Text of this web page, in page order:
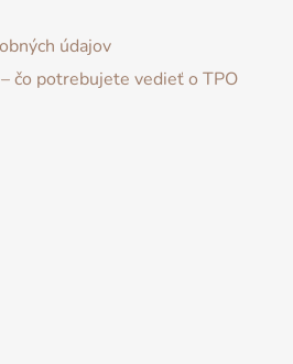
údajov
čo potrebujete vedieť o TPO